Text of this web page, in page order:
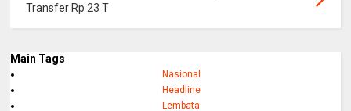
Transfer Rp 23 T
Main Tags
Nasional
Headline
Lembata